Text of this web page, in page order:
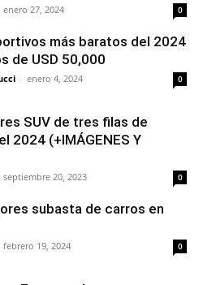
enero 27, 2024 0
más baratos del 2024
de USD 50,000
- enero 4, 2024 0
SUV de tres filas de
2024 (+IMÁGENES Y
septiembre 20, 2023 0
subasta de carros en
febrero 19, 2024 0